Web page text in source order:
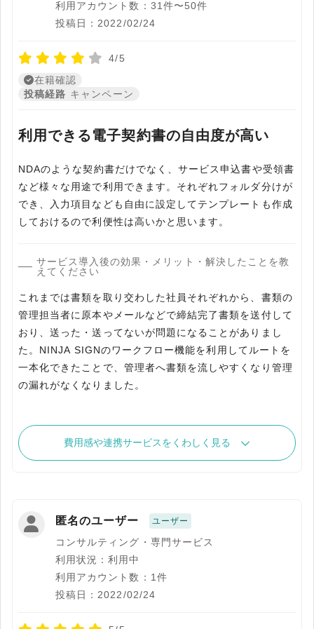
利用アカウント数：31件〜50件
投稿日：2022/02/24
4/5
在籍確認
投稿経路 キャンペーン
利用できる電子契約書の自由度が高い
NDAのような契約書だけでなく、サービス申込書や受領書
など様々な用途で利用できます。それぞれフォルダ分けが
でき、入力項目なども自由に設定してテンプレートも作成
しておけるので利便性は高いかと思います。
サービス導入後の効果・メリット・解決したことを教
えてください
これまでは書類を取り交わした社員それぞれから、書類の
管理担当者に原本やメールなどで締結完了書類を送付して
おり、送った・送ってないが問題になることがありまし
た。NINJA SIGNのワークフロー機能を利用してルートを
一本化できたことで、管理者へ書類を流しやすくなり管理
の漏れがなくなりました。
費用感や連携サービスをくわしく見る
匿名のユーザー ユーザー
コンサルティング・専門サービス
利用状況：利用中
利用アカウント数：1件
投稿日：2022/02/24